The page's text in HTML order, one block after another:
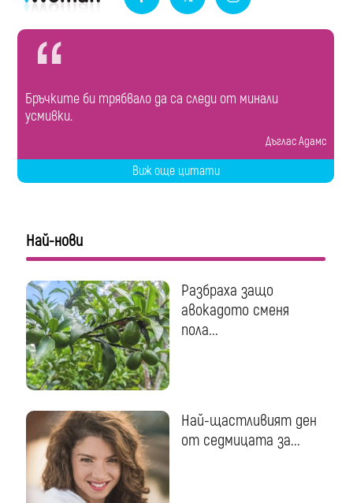
Бръчките би трябвало да са следи от минали
усмивки.
Дъглас Адамс
Виж още цитати
Най-нови
Разбраха защо
авокадото сменя
пола...
Най-щастливият ден
от седмицата за...